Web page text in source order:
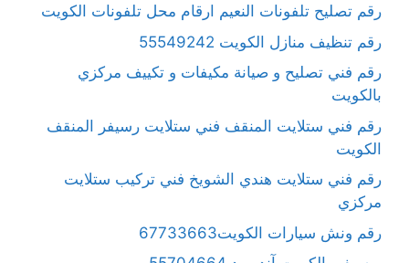
رقم تصليح تلفونات النعيم ارقام محل تلفونات الكويت
رقم تنظيف منازل الكويت 55549242
رقم فني تصليح و صيانة مكيفات و تكييف مركزي
بالكويت
رقم فني ستلايت المنقف فني ستلايت رسيفر المنقف
الكويت
رقم فني ستلايت هندي الشويخ فني تركيب ستلايت
مركزي
رقم ونش سيارات الكويت67733663